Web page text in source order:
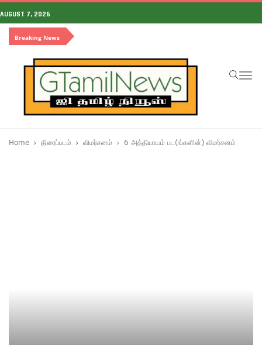
AUGUST 7, 2026
Breaking News
Home திரைப்படம் விமர்சனம் 6 அத்தியாயம் பட(ங்களின்) விமர்சனம்